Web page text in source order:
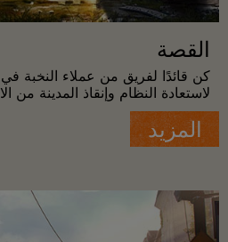
القصة
كن قائدًا لفريق من عملاء النخبة
لاستعادة النظام وإنقاذ المدينة من
المزيد